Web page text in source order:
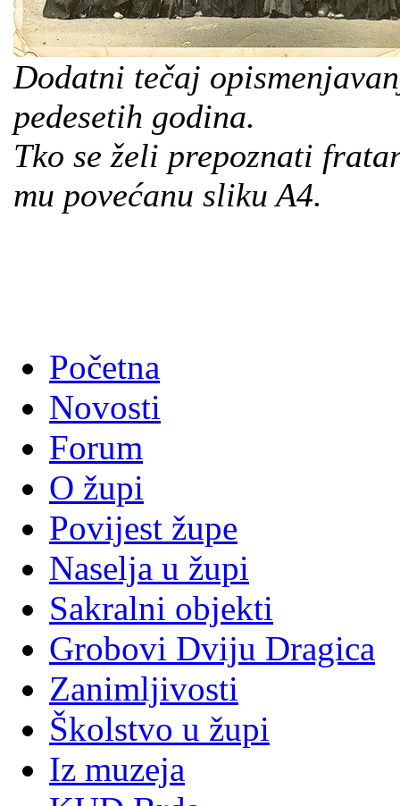
Dodatni tečaj
pedesetih godina.
Tko se želi prepoznati
mu povećanu sliku A4.
Početna
Novosti
Forum
O župi
Povijest župe
Naselja u župi
Sakralni objekti
Grobovi Dviju Dragica
Zanimljivosti
Školstvo u župi
Iz muzeja